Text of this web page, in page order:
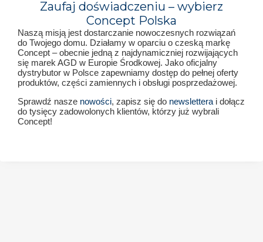
Zaufaj doświadczeniu – wybierz
Concept Polska
Naszą misją jest dostarczanie nowoczesnych rozwiązań
do Twojego domu. Działamy w oparciu o czeską markę
Concept – obecnie jedną z najdynamiczniej rozwijających
się marek AGD w Europie Środkowej. Jako oficjalny
dystrybutor w Polsce zapewniamy dostęp do pełnej oferty
produktów, części zamiennych i obsługi posprzedażowej.
Sprawdź nasze nowości, zapisz się do newslettera i dołącz
do tysięcy zadowolonych klientów, którzy już wybrali
Concept!